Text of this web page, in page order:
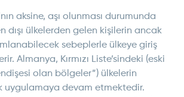
aksine, aşı olunması durumunda
dışı ülkelerden gelen kişilerin ancak
sebeplerle ülkeye giriş
Almanya, Kırmızı Liste’sindeki (eski
olan bölgeler”) ülkelerin
uygulamaya devam etmektedir.